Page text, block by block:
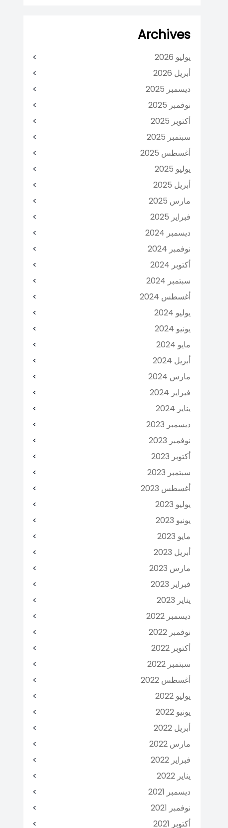
Archives
يوليو 2026
أبريل 2026
ديسمبر 2025
نوفمبر 2025
أكتوبر 2025
سبتمبر 2025
أغسطس 2025
يوليو 2025
أبريل 2025
مارس 2025
فبراير 2025
ديسمبر 2024
نوفمبر 2024
أكتوبر 2024
سبتمبر 2024
أغسطس 2024
يوليو 2024
يونيو 2024
مايو 2024
أبريل 2024
مارس 2024
فبراير 2024
يناير 2024
ديسمبر 2023
نوفمبر 2023
أكتوبر 2023
سبتمبر 2023
أغسطس 2023
يوليو 2023
يونيو 2023
مايو 2023
أبريل 2023
مارس 2023
فبراير 2023
يناير 2023
ديسمبر 2022
نوفمبر 2022
أكتوبر 2022
سبتمبر 2022
أغسطس 2022
يوليو 2022
يونيو 2022
أبريل 2022
مارس 2022
فبراير 2022
يناير 2022
ديسمبر 2021
نوفمبر 2021
أكتوبر 2021